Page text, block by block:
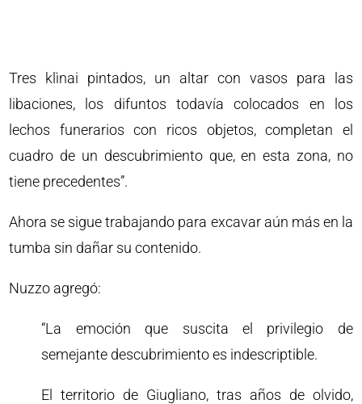
Tres klìnai pintados, un altar con vasos para las
libaciones, los difuntos todavía colocados en los
lechos funerarios con ricos objetos, completan el
cuadro de un descubrimiento que, en esta zona, no
tiene precedentes”.
Ahora se sigue trabajando para excavar aún más en la
tumba sin dañar su contenido.
Nuzzo agregó:
“La emoción que suscita el privilegio de
semejante descubrimiento es indescriptible.
El territorio de Giugliano, tras años de olvido,